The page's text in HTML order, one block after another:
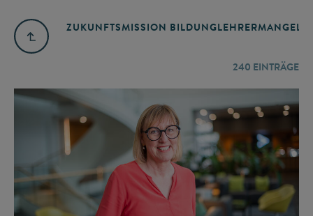
ZUKUNFTSMISSION BILDUNGLEHRERMANGEL
240 EINTRÄGE